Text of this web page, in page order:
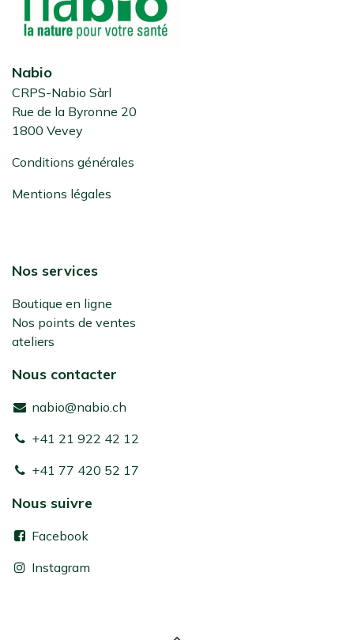
Nabio
CRPS-Nabio Sàrl
Rue de la Byronne 20
1800 Vevey
Conditions générales
Mentions légales
Nos services
Boutique en ligne
Nos points de ventes
ateliers
Nous contacter
nabio@nabio.ch
+41 21 922 42 12
+41 77 420 52 17
Nous suivre
Facebook
Instagram